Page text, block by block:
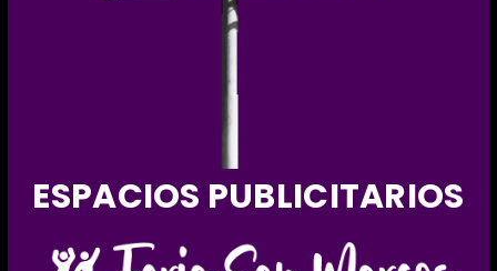
ESPACIOS PUBLICITARIOS